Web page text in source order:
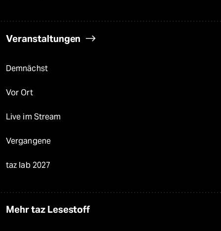
Veranstaltungen
Demnächst
Vor Ort
Live im Stream
Vergangene
taz lab 2027
Mehr taz Lesestoff